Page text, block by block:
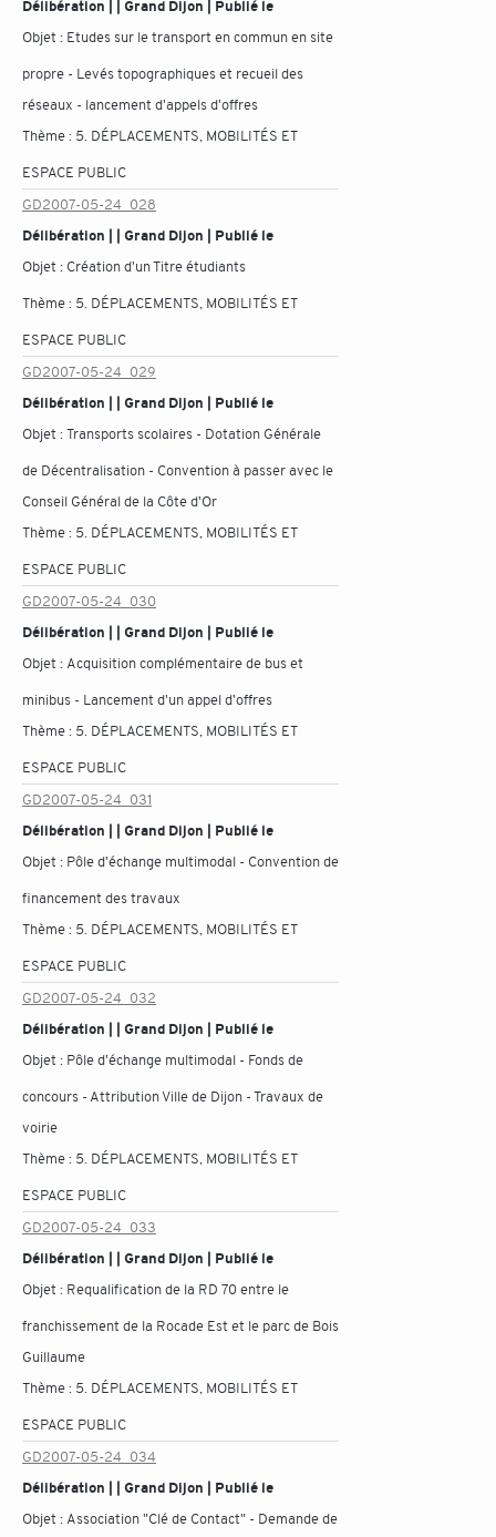
Délibération | | Grand Dijon | Publié le
Objet : Etudes sur le transport en commun en site
propre - Levés topographiques et recueil des
réseaux - lancement d'appels d'offres
Thème : 5. DÉPLACEMENTS, MOBILITÉS ET
ESPACE PUBLIC
GD2007-05-24_028
Délibération | | Grand Dijon | Publié le
Objet : Création d'un Titre étudiants
Thème : 5. DÉPLACEMENTS, MOBILITÉS ET
ESPACE PUBLIC
GD2007-05-24_029
Délibération | | Grand Dijon | Publié le
Objet :Transports scolaires - Dotation Générale
de Décentralisation - Convention à passer avec le
Conseil Général de la Côte d'Or
Thème : 5. DÉPLACEMENTS, MOBILITÉS ET
ESPACE PUBLIC
GD2007-05-24_030
Délibération | | Grand Dijon | Publié le
Objet : Acquisition complémentaire de bus et
minibus - Lancement d'un appel d'offres
Thème : 5. DÉPLACEMENTS, MOBILITÉS ET
ESPACE PUBLIC
GD2007-05-24_031
Délibération | | Grand Dijon | Publié le
Objet : Pôle d'échange multimodal - Convention de
financement des travaux
Thème : 5. DÉPLACEMENTS, MOBILITÉS ET
ESPACE PUBLIC
GD2007-05-24_032
Délibération | | Grand Dijon | Publié le
Objet : Pôle d'échange multimodal - Fonds de
concours - Attribution Ville de Dijon - Travaux de
voirie
Thème : 5. DÉPLACEMENTS, MOBILITÉS ET
ESPACE PUBLIC
GD2007-05-24_033
Délibération | | Grand Dijon | Publié le
Objet : Requalification de la RD 70 entre le
franchissement de la Rocade Est et le parc de Bois
Guillaume
Thème : 5. DÉPLACEMENTS, MOBILITÉS ET
ESPACE PUBLIC
GD2007-05-24_034
Délibération | | Grand Dijon | Publié le
Objet : Association "Clé de Contact" - Demande de